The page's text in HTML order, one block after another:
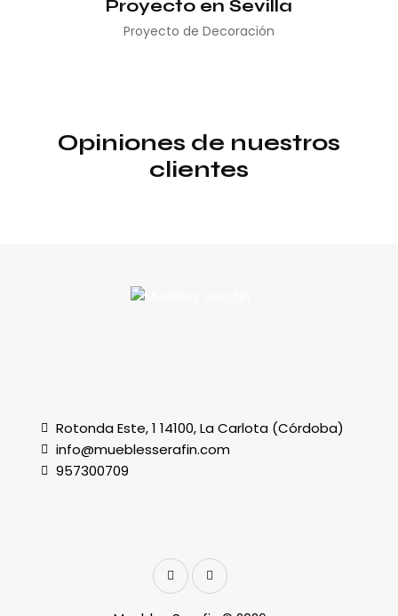
Proyecto en Sevilla
Proyecto de Decoración
Opiniones de nuestros
clientes
Rotonda Este, 1 14100, La Carlota (Córdoba)
info@mueblesserafin.com
957300709